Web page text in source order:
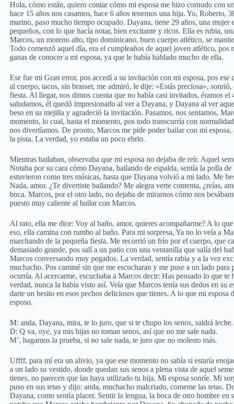
Hola, cómo están, quiero contar cómo mi esposa me hizo cornudo con
hace 15 años nos casamos, hace 6 años tenemos una hija. Yo, Roberto,
marino, paso mucho tiempo ocupado. Dayana, tiene 29 años, una mujer
pequeños, con lo que hacía notar, bien excitante y ricos. Ella es rubia,
Marcos, un moreno alto, tipo dominicano, buen cuerpo atlético, se
Todo comenzó aquel día, era el cumpleaños de aquel joven atlético, pos
ganas de conocer a mi esposa, ya que le había hablado mucho de ella.
Ese fue mi Gran error, pos accedí a su invitación con mi esposa, pos
al cuerpo, tacos, sin brasser, me admiró, le dije: «Estás preciosa»,
fiesta. Al llegar, nos dimos cuenta que no había casi invitados, éramos
saludamos, él quedó impresionado al ver a Dayana, y Dayana al ver
beso en su mejilla y agradeció la invitación. Pasamos, nos sentamos,
momento, lo cual, hasta el momento, pos todo transcurría con
nos divertíamos. De pronto, Marcos me pide poder bailar con mi
la pista. La verdad, yo estaba un poco ebrio.
Mientras bailaban, observaba que mi esposa no dejaba de reír. Aquel
Notaba por su cara cómo Dayana, bailando de espalda, sentía la polla
estuvieron como tres músicas, hasta que Dayana volvió a mi lado. Me
Nada, amor. ¿Te divertiste bailando? Me alegra verte contenta, ¿reías,
boca. Marcos, por el otro lado, no dejaba de mirarnos cómo nos
puesto muy caliente al bailar con Marcos.
Al rato, ella me dice: Voy al baño, amor, quieres acompañarme? A lo
eso, ella camina con rumbo al baño. Para mi sorpresa, Ya no lo veía a
marchando de la pequeña fiesta. Me recorrió un frío por el cuerpo, que
demasiado grande, pos salí a un patio con una ventanilla que salía del
Marcos conversando muy pegados. La verdad, sentía rabia y a la vez
muchacho. Pos caminé sin que me escucharan y me puse a un lado
ocurría. Al acercarme, escuchaba a Marcos decir: Has pensado lo que
verdad, nunca la había visto así. Veía que Marcos tenía sus dedos en su
darte un besito en esos pechos deliciosos que tienes. A lo que mi
esposo.
M: anda, Dayana, mira, te lo juro, que si te chupo los senos, saldrá leche.
D: Q va, oye, ya mis hijas no toman senos, así que no me sale nada.
M’, hagamos la prueba, si no sale nada, te juro que no molesto más.
Uffff, para mí era un alivio, ya que ese momento no sabía si estaría
a un lado su vestido, donde quedan sus senos a plena vista de aquel
tienes, no parecen que las haya utilizado tu hija. Mi esposa sonríe. Mi
puso en sus tetas y dijo: anda, muchacho malcriado, comeme las tetas.
Dayana, como sentía placer. Sentir la lengua, la boca de otro hombre en